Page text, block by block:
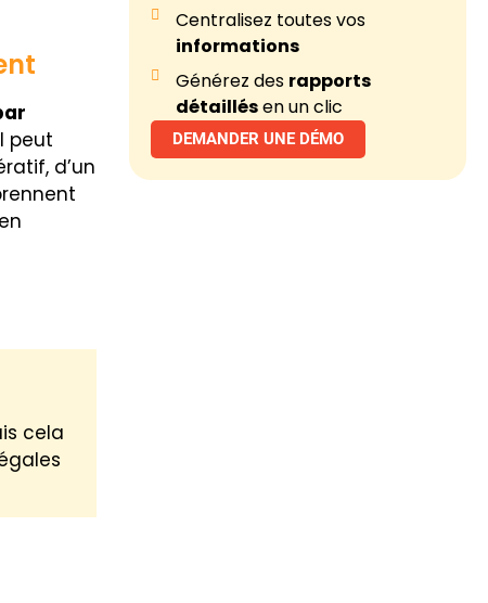
peut
d’un
cela
Centralisez toutes vos
informations
Générez des rapports
détaillésen un clic
DEMANDER UNE DÉMO